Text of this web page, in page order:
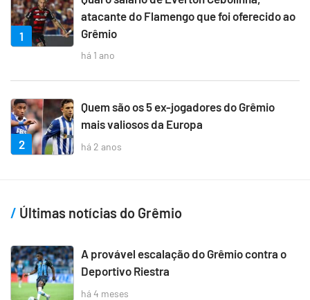
1
atacante do Flamengo que foi oferecido ao
Grêmio
há 1 ano
2
Quem são os 5 ex-jogadores do Grêmio
mais valiosos da Europa
há 2 anos
Últimas notícias do Grêmio
A provável escalação do Grêmio contra o
Deportivo Riestra
há 4 meses